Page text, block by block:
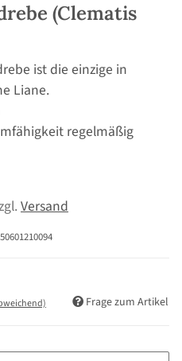
(Clematis
ist die einzige in
Liane.
regelmäßig
Versand
Frage zum Artikel